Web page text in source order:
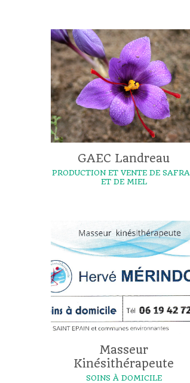
GAEC Landreau
PRODUCTION ET VENTE DE
ET DE MIEL
Masseur
Kinésithérapeute
SOINS À DOMICILE